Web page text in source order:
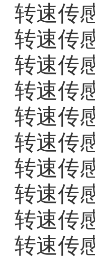
转速传
转速传
转速传
转速传
转速传
转速传
转速传
转速传
转速传
转速传